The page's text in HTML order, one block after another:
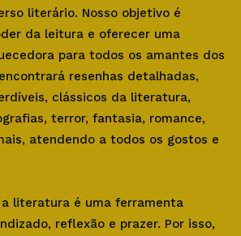
literário. Nosso objetivo é
da leitura e oferecer uma
para todos os amantes dos
resenhas detalhadas,
clássicos da literatura,
terror, fantasia, romance,
atendendo a todos os gostos e
literatura é uma ferramenta
reflexão e prazer. Por isso,